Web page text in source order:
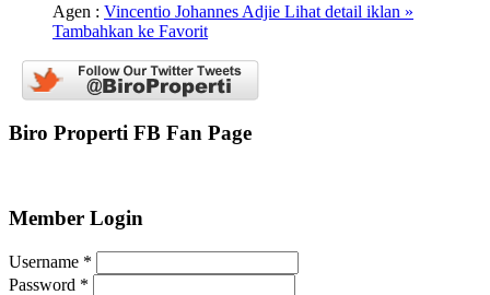
Agen : Vincentio Johannes Adjie Lihat detail iklan »
Tambahkan ke Favorit
Biro Properti FB Fan Page
Member Login
Username *
Password *